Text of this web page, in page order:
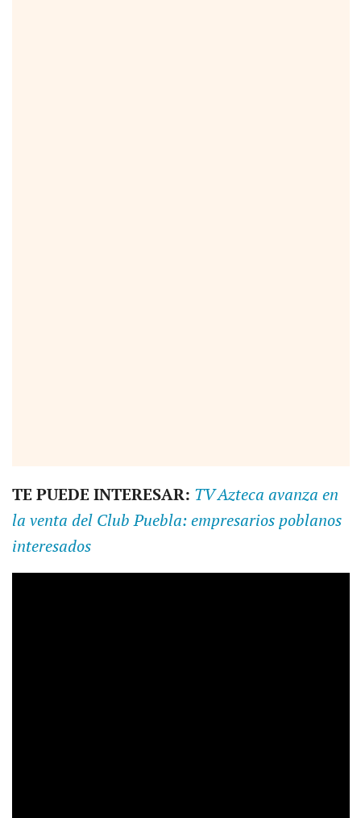
TE PUEDE INTERESAR: TV Azteca avanza en
la venta del Club Puebla: empresarios poblanos
interesados